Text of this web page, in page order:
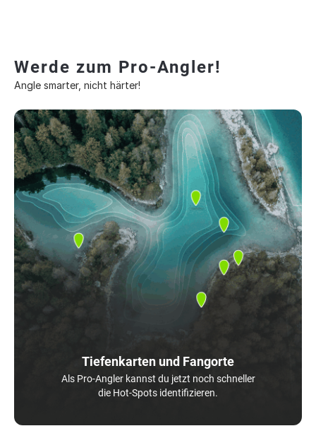
Werde zum Pro-Angler!
Angle smarter, nicht härter!
Tiefenkarten und Fangorte
Als Pro-Angler kannst du jetzt noch schneller
die Hot-Spots identifizieren.